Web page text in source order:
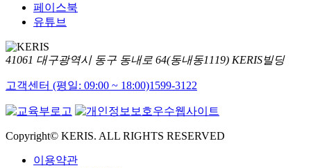
페이스북
유튜브
41061 대구광역시 동구 동내로 64(동내동1119) KERIS빌딩
고객센터 (평일: 09:00 ~ 18:00)1599-3122
Copyright© KERIS. ALL RIGHTS RESERVED
이용약관